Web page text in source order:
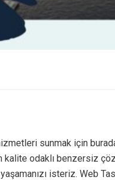
sunmak için
kalite odaklı benzersiz
isteriz. Web